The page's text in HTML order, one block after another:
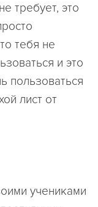
требует, это
тебя не
и это
пользоваться
лист от
учениками